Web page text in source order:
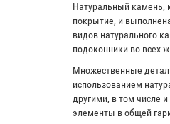
Натуральный камень,
покрытие, и
видов натурального
подоконники во всех
Множественные
использованием
другими, в том числе
элементы в общей